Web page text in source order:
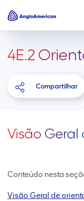
4E.2
Compartilhar
Visão
Conteúdo nesta
Visão Geral de